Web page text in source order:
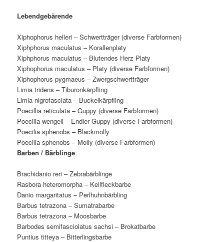
Lebendgebärende
Xiphophorus helleri – Schwertträger (diverse Farbformen)
Xiphphorus maculatus – Korallenplaty
Xiphphorus maculatus – Blutendes Herz Platy
Xiphophorus maculatus – Platy (diverse Farbformen)
Xiphophorus pygmaeus – Zwergschwertträger
Limia tridens – Tiburonkärpfling
Limia nigrofasciata – Buckelkärpfling
Poecillia reticulata – Guppy (diverse Farbformen)
Poecilia wengeli – Endler Guppy (diverse Farbformen)
Poecilia sphenobs – Blackmolly
Poecilia sphenobs – Molly (diverse Farbformen)
Barben / Bärblinge
Brachidanio reri – Zebrabärblinge
Rasbora heteromorpha – Keilfleckbarbe
Danio margaritatus – Perlhuhnbärbling
Barbus tetrazona – Sumatrabarbe
Barbus tetrazona – Moosbarbe
Barbodes semifasciolatus sachsi – Brokatbarbe
Puntius titteya – Bitterlingsbarbe